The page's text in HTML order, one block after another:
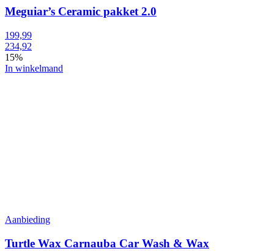
Meguiar’s Ceramic pakket 2.0
199,99
234,92
15%
In winkelmand
Aanbieding
Turtle Wax Carnauba Car Wash & Wax